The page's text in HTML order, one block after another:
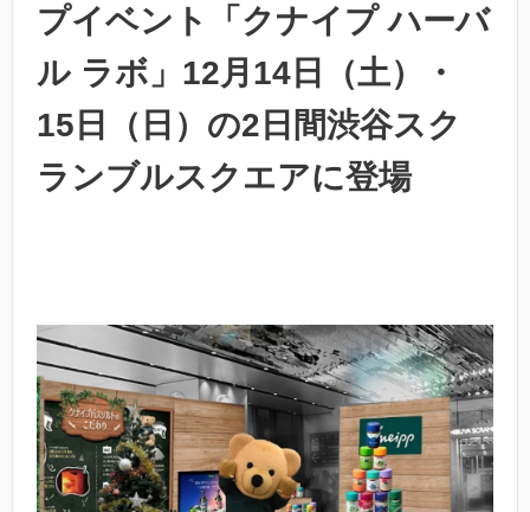
プイベント「クナイプ ハーバ
ル ラボ」12月14日（土）・
15日（日）の2日間渋谷スク
ランブルスクエアに登場